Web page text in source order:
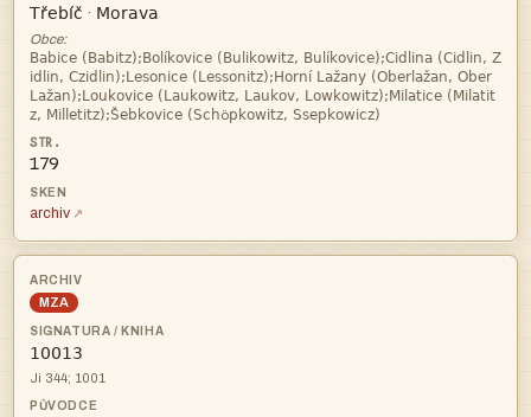
 · 
Obce:



ö
179
archiv
MZA

Ji 344; 1001